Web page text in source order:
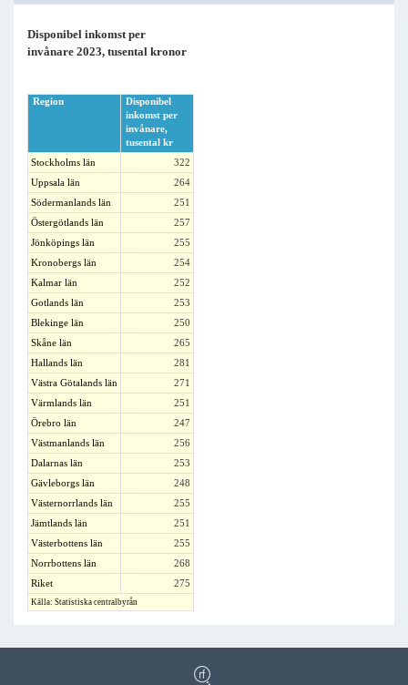
Disponibel inkomst per
invånare 2023, tusental kronor
Region
Disponibel
inkomst per
invånare,
tusental kr
Stockholms län
322
Uppsala län
264
Södermanlands län
251
Östergötlands län
257
Jönköpings län
255
Kronobergs län
254
Kalmar län
252
Gotlands län
253
Blekinge län
250
Skåne län
265
Hallands län
281
Västra Götalands län
271
Värmlands län
251
Örebro län
247
Västmanlands län
256
Dalarnas län
253
Gävleborgs län
248
Västernorrlands län
255
Jämtlands län
251
Västerbottens län
255
Norrbottens län
268
Riket
275
Källa: Statistiska centralbyrån